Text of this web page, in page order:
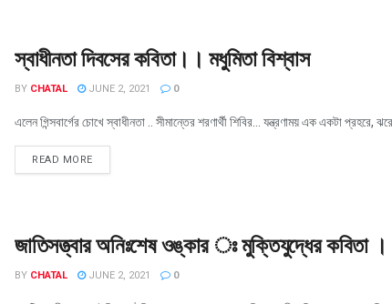
স্বাধীনতা দিবসের কবিতা।। মধুমিতা বিশ্বাস
BY CHATAL JUNE 2, 2021 0
এলেন গিন্সবার্গের চোখে স্বাধীনতা .. সীমান্তের শরণার্থী শিবির... যন্ত্রণাময় এক একটা প্রহরে,
READ MORE
জাতিসত্ত্বার অনিঃশেষ ওঙ্কার ঃ মুক্তিযুদ্ধের কবিতা
BY CHATAL JUNE 2, 2021 0